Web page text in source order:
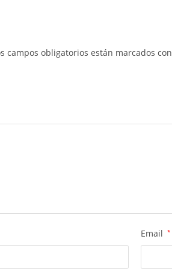
campos obligatorios están marcados con
Email *